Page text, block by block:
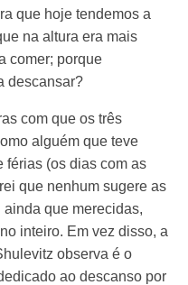
que hoje tendemos a
na altura era mais
comer; porque
descansar?
com que os três
alguém que teve
férias (os dias com as
que nenhum sugere as
que merecidas,
inteiro. Em vez disso, a
observa é o
ao descanso por